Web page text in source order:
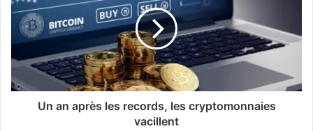
Un an après les records, les cryptomonnaies
vacillent